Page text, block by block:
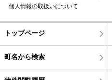
個人情報の取扱いについて
トップページ
町名から検索